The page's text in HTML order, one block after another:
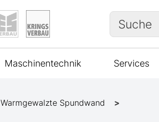
Suche
Maschinentechnik Services
Warmgewalzte Spundwand